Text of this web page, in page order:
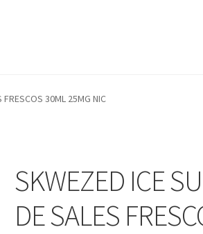
FRESCOS 30ML 25MG NIC
SKWEZED ICE
DE SALES